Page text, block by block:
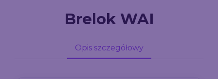
Brelok WAI
Opis szczegółowy